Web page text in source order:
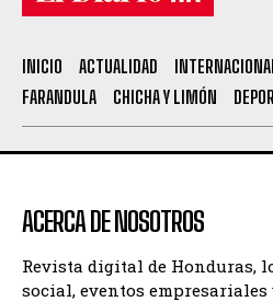
INICIO ACTUALIDAD
FARANDULA
CHICHA Y LIMÓN
ACERCA DE NOSOTROS
Revista digital de Honduras,
social, eventos